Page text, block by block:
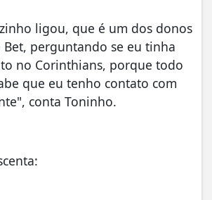
ligou, que é um dos donos
Bet, perguntando se eu tinha
no Corinthians, porque todo
que eu tenho contato com
conta Toninho.